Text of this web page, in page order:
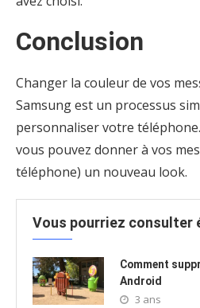
Conclusion
Changer la couleur de vos
Samsung est un processus
personnaliser votre
vous pouvez donner à vos
téléphone) un nouveau look.
Vous pourriez consulter
Comment
Android
3 ans